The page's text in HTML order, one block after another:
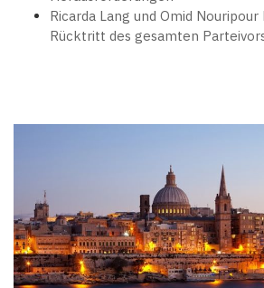
Ricarda Lang und Omid
Rücktritt des gesamten